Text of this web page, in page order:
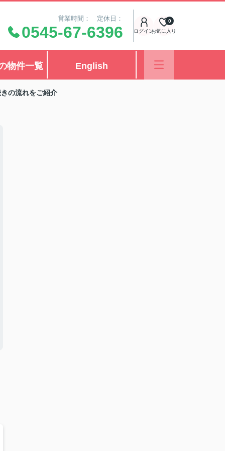
営業時間： 定休日：
0545-67-6396 ログインお気に入り
0
物件一覧 English
の流れをご紹介